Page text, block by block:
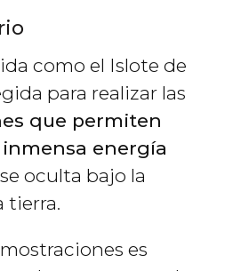
como el Islote de
para realizar las
que permiten
energía
oculta bajo la
tierra.
es